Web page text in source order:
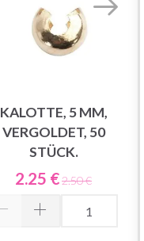
KALOTTE, 5 MM,
VERGOLDET, 50
STÜCK.
2.25 €2.50 €